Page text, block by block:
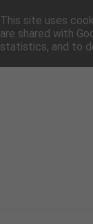
This site uses
are shared with
statistics, and to